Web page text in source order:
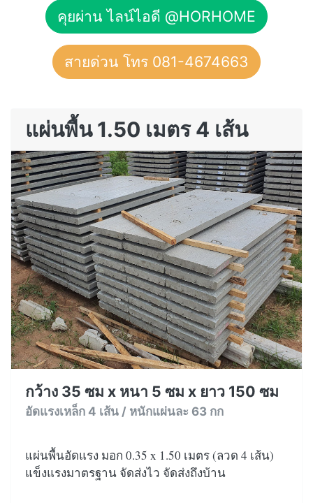
คุยผ่าน ไลน์ไอดี @HORHOME
สายด่วน โทร 081-4674663
แผ่นพื้น 1.50 เมตร 4 เส้น
กว้าง 35 ซม x หนา 5 ซม x ยาว 150 ซม
อัดแรงเหล็ก 4 เส้น / หนักแผ่นละ 63 กก
แผ่นพื้นอัดแรง มอก 0.35 x 1.50 เมตร (ลวด 4 เส้น)
แข็งแรงมาตรฐาน จัดส่งไว จัดส่งถึงบ้าน